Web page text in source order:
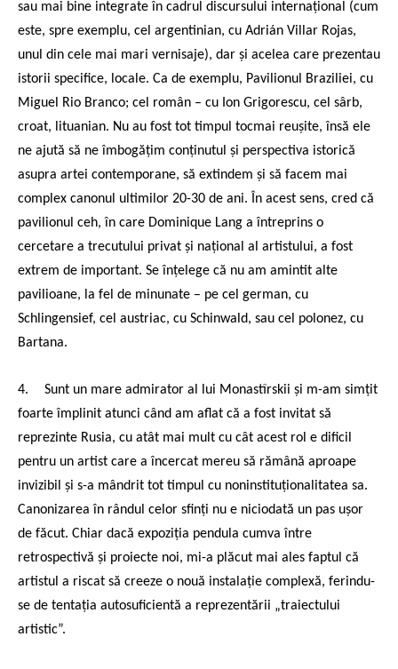
sau mai bine integrate în cadrul discursului internațional (cum
este, spre exemplu, cel argentinian, cu Adrián Villar Rojas,
unul din cele mai mari vernisaje), dar și acelea care prezentau
istorii specifice, locale. Ca de exemplu, Pavilionul Braziliei, cu
Miguel Rio Branco; cel român – cu Ion Grigorescu, cel sârb,
croat, lituanian. Nu au fost tot timpul tocmai reușite, însă ele
ne ajută să ne îmbogățim conținutul și perspectiva istorică
asupra artei contemporane, să extindem și să facem mai
complex canonul ultimilor 20-30 de ani. În acest sens, cred că
pavilionul ceh, în care Dominique Lang a întreprins o
cercetare a trecutului privat și național al artistului, a fost
extrem de important. Se înțelege că nu am amintit alte
pavilioane, la fel de minunate – pe cel german, cu
Schlingensief, cel austriac, cu Schinwald, sau cel polonez, cu
Bartana.
4.
Sunt un mare admirator al lui Monastîrskii și m-am simțit
foarte împlinit atunci când am aflat că a fost invitat să
reprezinte Rusia, cu atât mai mult cu cât acest rol e dificil
pentru un artist care a încercat mereu să rămână aproape
invizibil și s-a mândrit tot timpul cu noninstituționalitatea sa.
Canonizarea în rândul celor sfinți nu e niciodată un pas ușor
de făcut. Chiar dacă expoziția pendula cumva între
retrospectivă și proiecte noi, mi-a plăcut mai ales faptul că
artistul a riscat să creeze o nouă instalație complexă, ferindu-
se de tentația autosuficientă a reprezentării „traiectului
artistic”.